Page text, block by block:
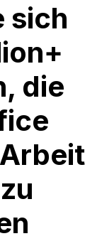
sich
die